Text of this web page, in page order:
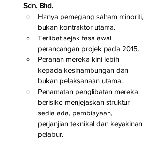
Sdn. Bhd.
Hanya pemegang saham minoriti,
bukan kontraktor utama.
Terlibat sejak fasa awal
perancangan projek pada 2015.
Peranan mereka kini lebih
kepada kesinambungan dan
bukan pelaksanaan utama.
Penamatan penglibatan mereka
berisiko menjejaskan struktur
sedia ada, pembiayaan,
perjanjian teknikal dan keyakinan
pelabur.